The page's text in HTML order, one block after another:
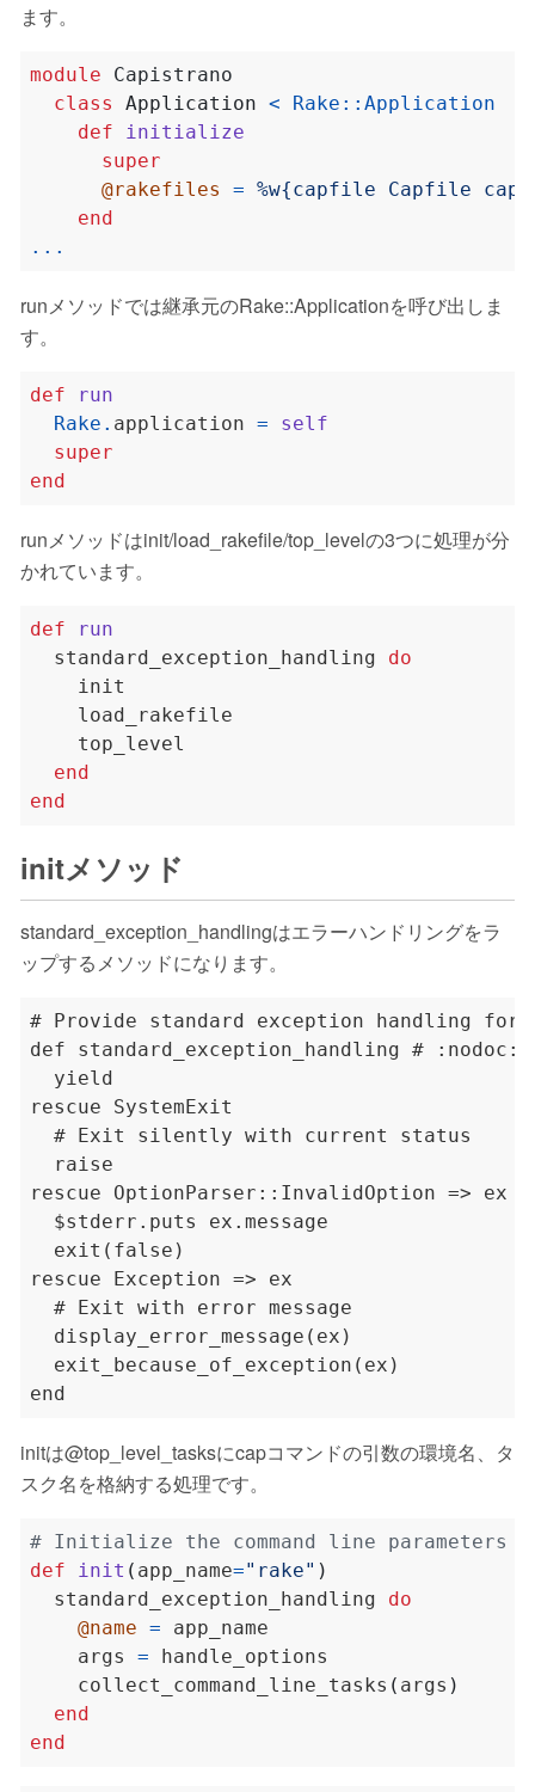
ます。
module
Capistrano
class
Application < Rake :: Application
def
initialize
super
@rakefiles
= %w{capfile Capfile
end
...
runメソッドでは継承元のRake::Applicationを呼び出しま
す。
def
run
Rake . application =
self
super
end
runメソッドはinit/load_rakefile/top_levelの3つに処理が分
かれています。
def
run
  standard_exception_handling
do
end
end
initメソッド
standard_exception_handlingはエラーハンドリングをラ
ップするメソッドになります。
# Provide standard exception handling
def standard_exception_handling # :nodoc:
  yield
rescue SystemExit
  # Exit silently with current status
  raise
rescue OptionParser::InvalidOption => ex
  $stderr.puts ex.message
  exit(false)
rescue Exception => ex
  # Exit with error message
  display_error_message(ex)
  exit_because_of_exception(ex)
initは@top_level_tasksにcapコマンドの引数の環境名、タ
スク名を格納する処理です。
# Initialize the command line parameters
def
init ( app_name="rake" )
  standard_exception_handling
do
@name =
    args
=
    collect_command_line_tasks
( args )
end
end